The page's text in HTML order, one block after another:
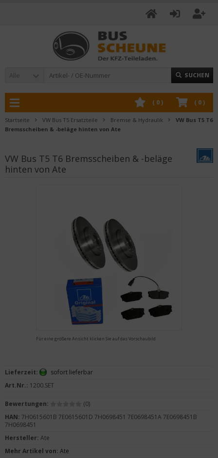
Alle SUCHEN
( 0)
( 0)
Startseite VW Bus T5 Ersatzteile Bremse & Hydraulik
VW Bus T5 T6
Bremsscheiben & -beläge hinten von Ate
VW Bus T5 T6 Bremsscheiben & -beläge
hinten von Ate
Für eine größere Ansicht klicken Sie auf das Vorschaubild
Lieferzeit:
sofort lieferbar
Art.Nr.: 1200.SET
Bewertungen:
(0)
HAN: 7H0615601B 7E0615601D 7H0698451 7E0698451A 7E0698451B
7H0698451
Hersteller: Ate
Mehr Artikel von: Ate